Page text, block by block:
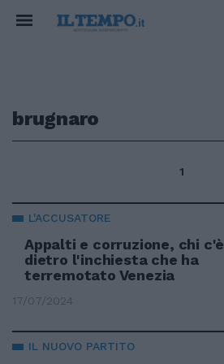
brugnaro
1
L'ACCUSATORE
Appalti e corruzione, chi c'è
dietro l'inchiesta che ha
terremotato Venezia
17/07/2024
IL NUOVO PARTITO